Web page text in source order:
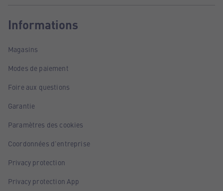
Informations
Magasins
Modes de paiement
Foire aux questions
Garantie
Paramètres des cookies
Coordonnées d'entreprise
Privacy protection
Privacy protection App